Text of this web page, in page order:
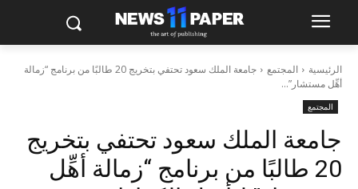
الرئيسية المجتمع
جامعة الملك سعود تحتفي بتخريج 20 طالبًا من برنامج “زمالة
أهِّل مستشار”...
المجتمع
جامعة الملك سعود تحتفي بتخريج
20 طالبًا من برنامج “زمالة أهِّل